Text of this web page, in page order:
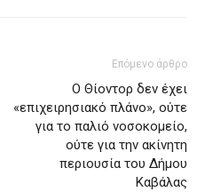
Επόμενο άρθρο
Ο Θίοντορ δεν έχει
«επιχειρησιακό πλάνο», ούτε
για το παλιό νοσοκομείο,
ούτε για την ακίνητη
περιουσία του Δήμου
Καβάλας